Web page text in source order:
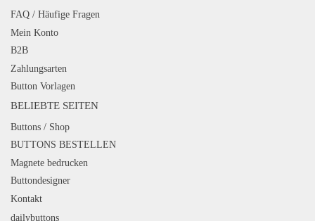
FAQ / Häufige Fragen
Mein Konto
B2B
Zahlungsarten
Button Vorlagen
BELIEBTE SEITEN
Buttons / Shop
BUTTONS BESTELLEN
Magnete bedrucken
Buttondesigner
Kontakt
dailybuttons